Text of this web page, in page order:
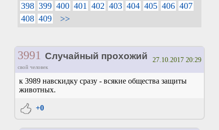
398 399 400 401 402 403 404 405 406 407
408 409 >>
3991 Случайный прохожий
свой человек
27.10.2017 20:29
к 3989 навскидку сразу - всякие общества защиты
животных.
+0